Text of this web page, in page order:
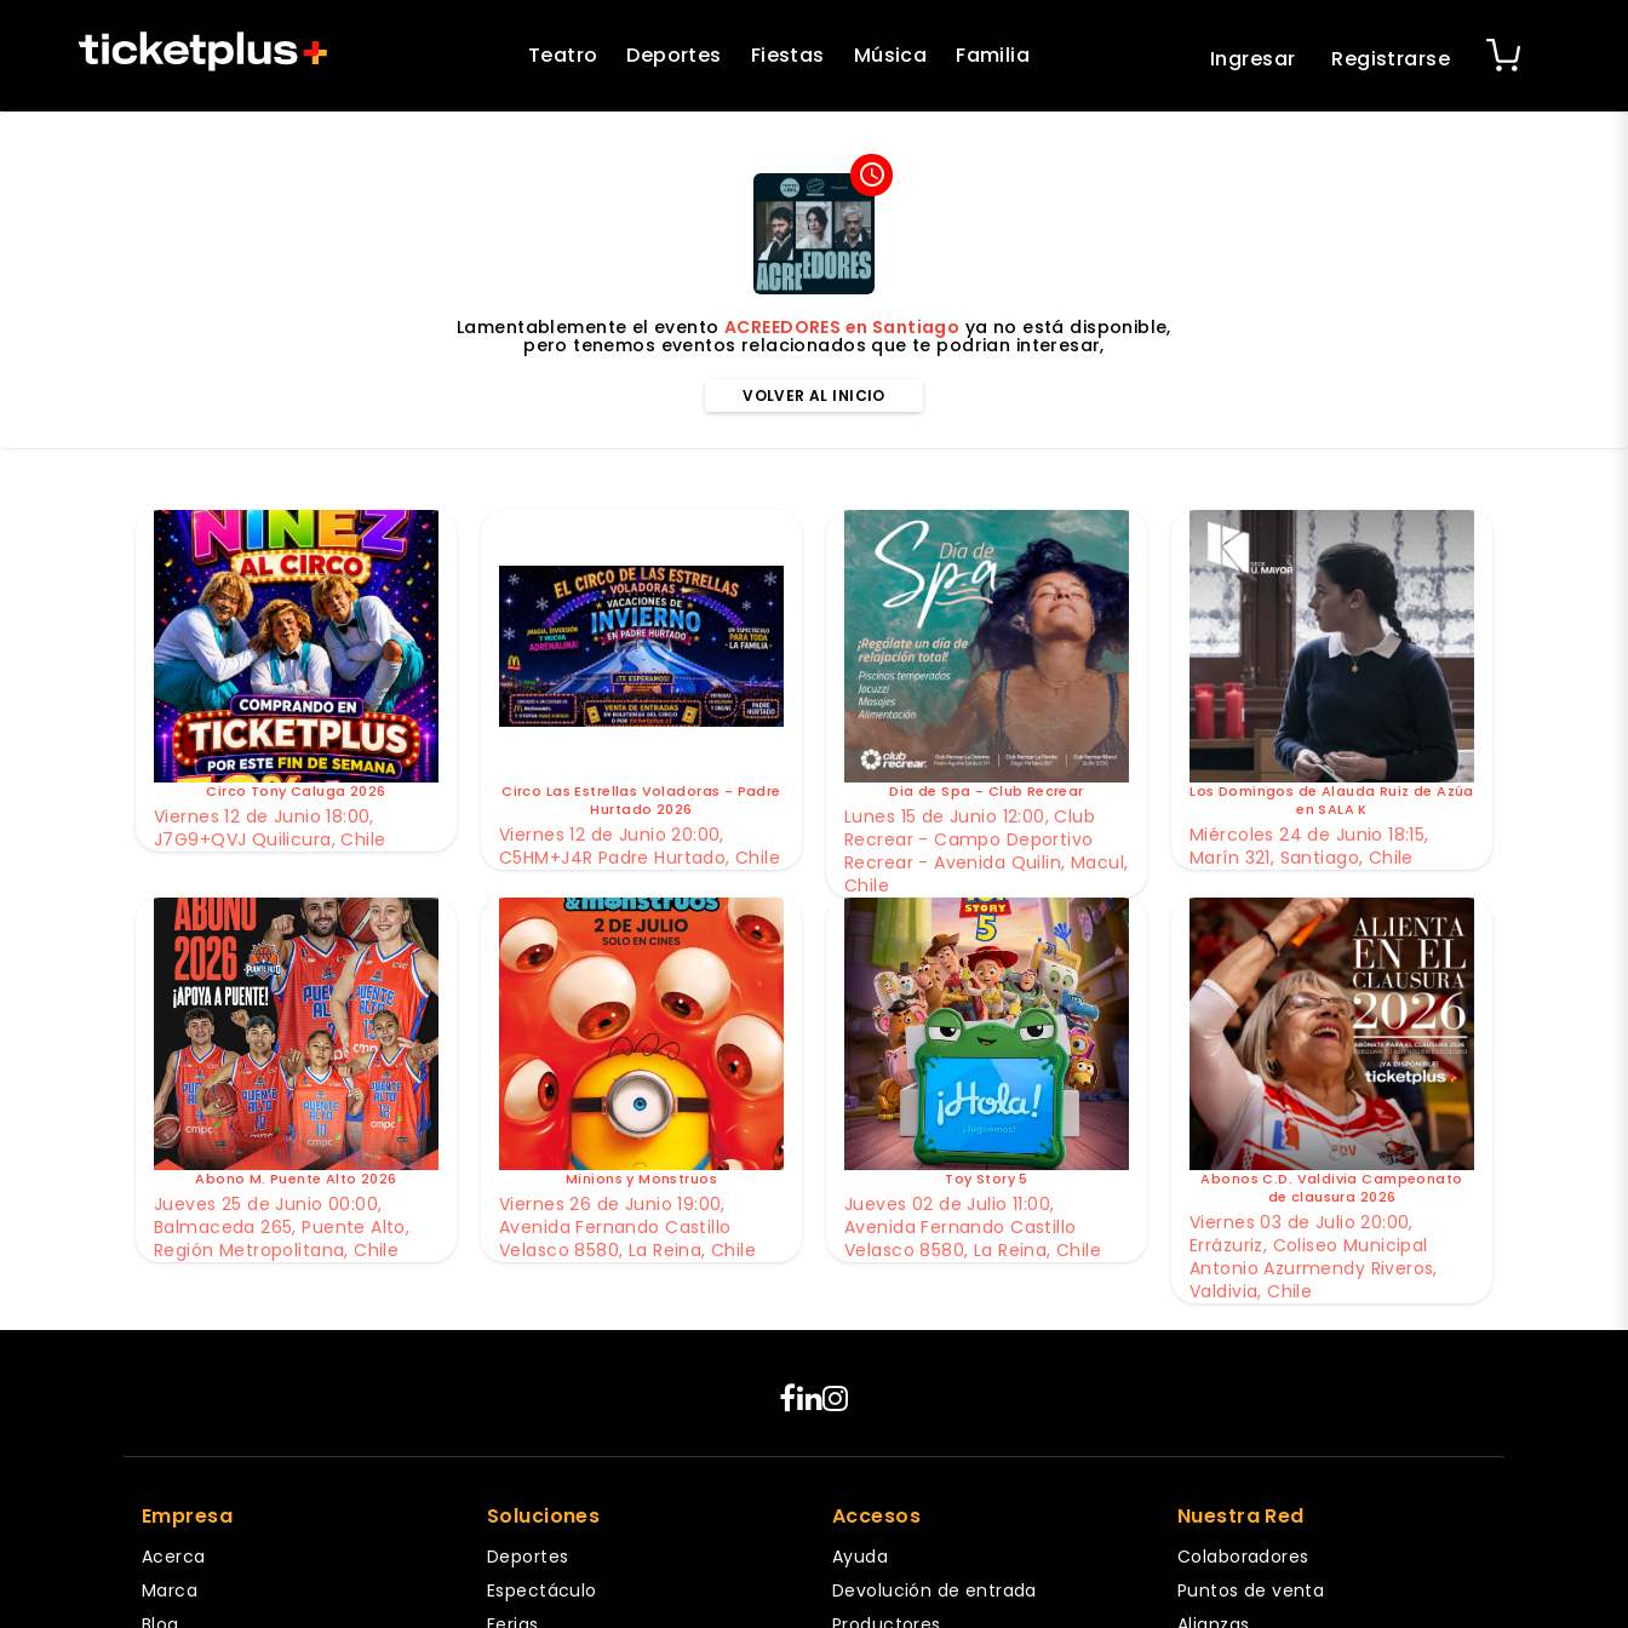
Teatro Deportes Fiestas Música Familia Ingresar Registrarse
access_time
Lamentablemente el evento ACREEDORES en Santiago ya no está disponible,
pero tenemos eventos relacionados que te podrian interesar,
VOLVER AL INICIO
Circo Tony Caluga 2026
Viernes 12 de Junio 18:00,
J7G9+QVJ Quilicura, Chile
Circo Las Estrellas Voladoras - Padre
Hurtado 2026
Viernes 12 de Junio 20:00,
C5HM+J4R Padre Hurtado, Chile
Dia de Spa - Club Recrear
Lunes 15 de Junio 12:00, Club
Recrear - Campo Deportivo
Recrear - Avenida Quilin, Macul,
Chile
Los Domingos de Alauda Ruiz de Azúa
en SALA K
Miércoles 24 de Junio 18:15,
Marín 321, Santiago, Chile
Abono M. Puente Alto 2026
Jueves 25 de Junio 00:00,
Balmaceda 265, Puente Alto,
Región Metropolitana, Chile
Minions y Monstruos
Viernes 26 de Junio 19:00,
Avenida Fernando Castillo
Velasco 8580, La Reina, Chile
Toy Story 5
Jueves 02 de Julio 11:00,
Avenida Fernando Castillo
Velasco 8580, La Reina, Chile
Abonos C.D. Valdivia Campeonato
de clausura 2026
Viernes 03 de Julio 20:00,
Errázuriz, Coliseo Municipal
Antonio Azurmendy Riveros,
Valdivia, Chile
Empresa
Acerca
Marca
Soluciones
Deportes
Espectáculo
Accesos
Ayuda
Devolución de entrada
Nuestra Red
Colaboradores
Puntos de venta